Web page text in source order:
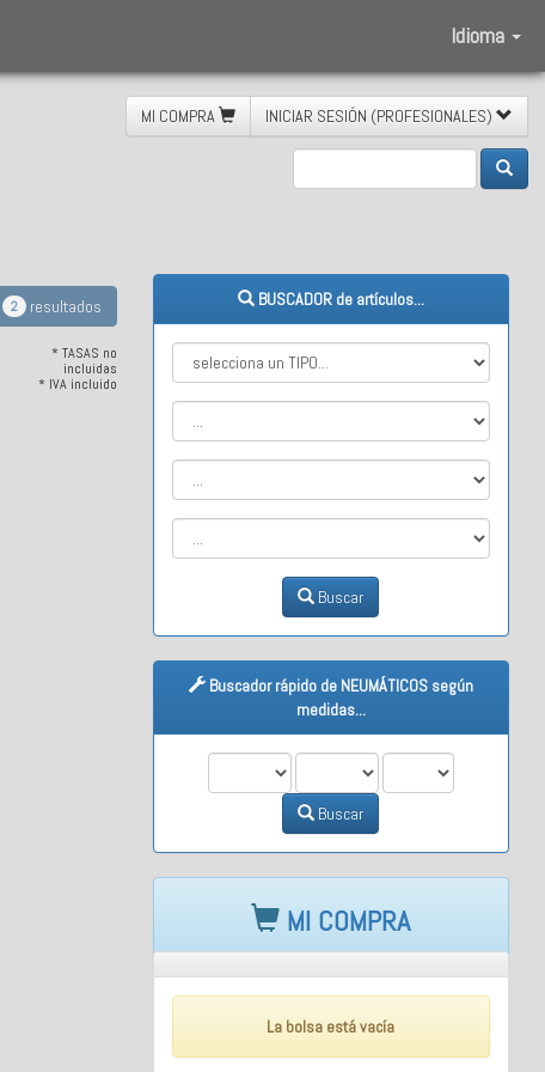
Idioma
MI COMPRA INICIAR SESIÓN (PROFESIONALES)
2 resultados
* TASAS no
incluidas
* IVA incluido
BUSCADOR de artículos...
Buscar
Buscador rápido de NEUMÁTICOS según
medidas...
M1 M2 M3
Buscar
MI COMPRA
La bolsa está vacía